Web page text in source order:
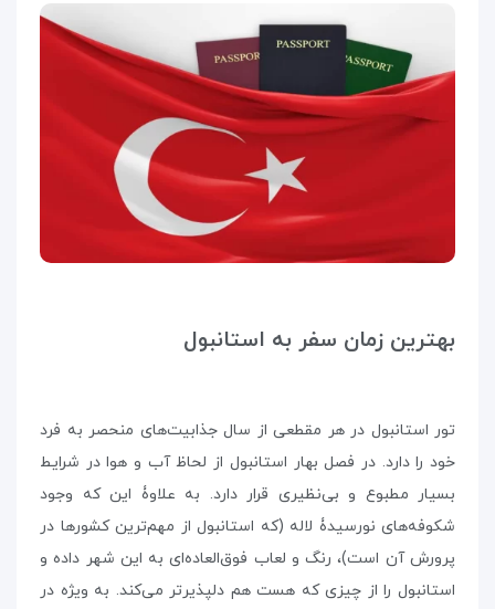
بهترین زمان سفر به استانبول
تور استانبول در هر مقطعی از سال جذابیت‌های منحصر به فرد
خود را دارد. در فصل بهار استانبول از لحاظ آب و هوا در شرایط
بسیار مطبوع و بی‌نظیری قرار دارد. به علاوۀ این که وجود
شکوفه‌های نورسیدۀ لاله (که استانبول از مهم‌ترین کشورها در
پرورش آن است)، رنگ و لعاب فوق‌العاده‌ای به این شهر داده و
استانبول را از چیزی که هست هم دلپذیرتر می‌کند. به ویژه در